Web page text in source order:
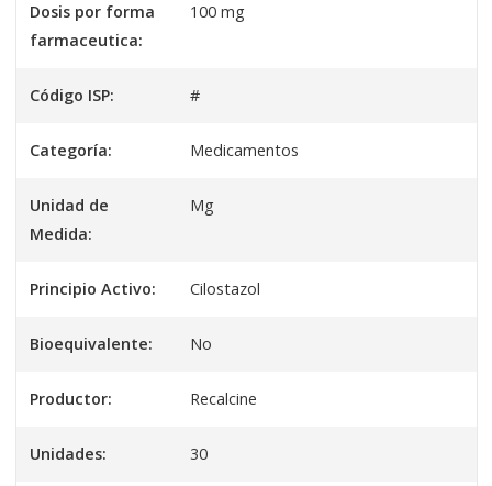
Dosis por forma
farmaceutica:
100 mg
Código ISP: #
Categoría: Medicamentos
Unidad de
Medida:
Mg
Principio Activo: Cilostazol
Bioequivalente: No
Productor: Recalcine
Unidades: 30